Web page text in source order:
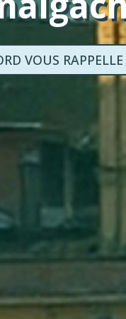
VOUS RAPPELLE